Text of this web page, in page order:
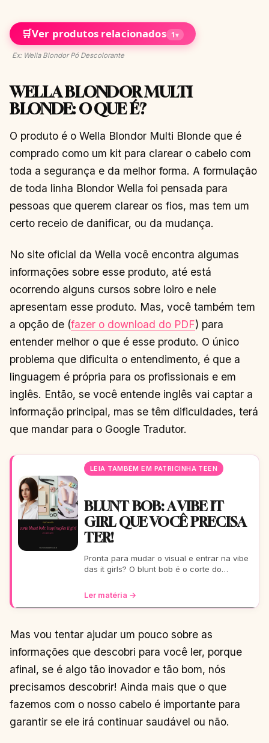
🛒Ver produtos relacionados 1▾
Ex: Wella Blondor Pó Descolorante
WELLA BLONDOR MULTI
BLONDE: O QUE É?
O produto é o Wella Blondor Multi Blonde que é
comprado como um kit para clarear o cabelo com
toda a segurança e da melhor forma. A formulação
de toda linha Blondor Wella foi pensada para
pessoas que querem clarear os fios, mas tem um
certo receio de danificar, ou da mudança.
No site oficial da Wella você encontra algumas
informações sobre esse produto, até está
ocorrendo alguns cursos sobre loiro e nele
apresentam esse produto. Mas, você também tem
a opção de (fazer o download do PDF) para
entender melhor o que é esse produto. O único
problema que dificulta o entendimento, é que a
linguagem é própria para os profissionais e em
inglês. Então, se você entende inglês vai captar a
informação principal, mas se têm dificuldades, terá
que mandar para o Google Tradutor.
LEIA TAMBÉM EM PATRICINHA TEEN
BLUNT BOB: A VIBE IT
GIRL QUE VOCÊ PRECISA
TER!
Pronta para mudar o visual e entrar na vibe
das it girls? O blunt bob é o corte do
Vem ver como ele
Ler matéria →
Mas vou tentar ajudar um pouco sobre as
informações que descobri para você ler, porque
afinal, se é algo tão inovador e tão bom, nós
precisamos descobrir! Ainda mais que o que
fazemos com o nosso cabelo é importante para
garantir se ele irá continuar saudável ou não.